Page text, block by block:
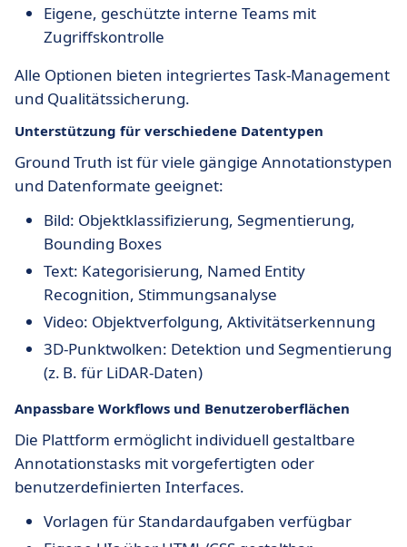
Eigene, geschützte interne Teams mit
Zugriffskontrolle
Alle Optionen bieten integriertes Task-Management
und Qualitätssicherung.
Unterstützung für verschiedene Datentypen
Ground Truth ist für viele gängige Annotationstypen
und Datenformate geeignet:
Bild: Objektklassifizierung, Segmentierung,
Bounding Boxes
Text: Kategorisierung, Named Entity
Recognition, Stimmungsanalyse
Video: Objektverfolgung, Aktivitätserkennung
3D-Punktwolken: Detektion und Segmentierung
(z. B. für LiDAR-Daten)
Anpassbare Workflows und Benutzeroberflächen
Die Plattform ermöglicht individuell gestaltbare
Annotationstasks mit vorgefertigten oder
benutzerdefinierten Interfaces.
Vorlagen für Standardaufgaben verfügbar